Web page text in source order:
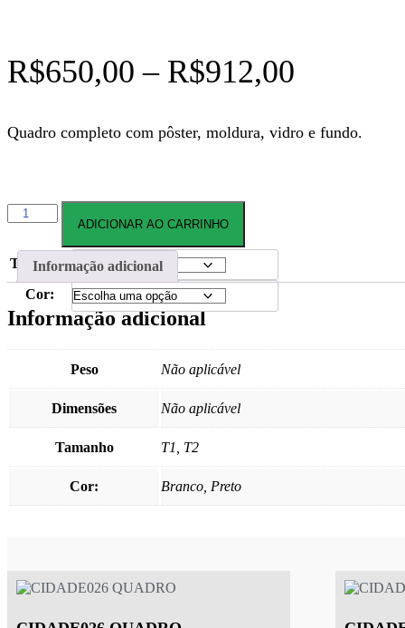
R$650,00 – R$912,00
preço:
Quadro completo com pôster, moldura, vidro e fundo.
Tamanho
Cor:
CIDADE046
QUADROS
quantidade
ADICIONAR AO CARRINHO
Informação adicional
Informação adicional
Peso Não aplicável
Dimensões Não aplicável
Tamanho T1, T2
Cor: Branco, Preto